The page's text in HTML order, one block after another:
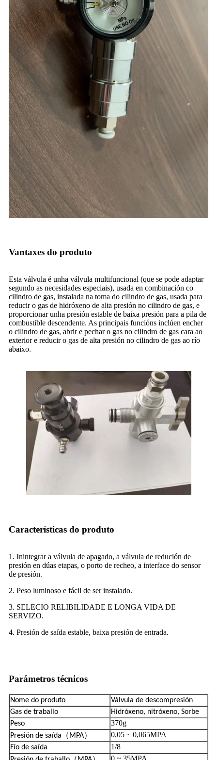
Vantaxes do produto
Esta válvula é unha válvula multifuncional (que se pode adaptar
segundo as necesidades especiais), usada en combinación co
cilindro de gas, instalada na toma do cilindro de gas, usada para
reducir o gas de hidróxeno de alta presión no cilindro de gas, e
proporcionar unha presión estable de baixa presión para a pila de
combustible descendente. As principais funcións inclúen encher
o cilindro de gas, abrir e pechar o gas no cilindro de gas cara ao
exterior e reducir o gas de alta presión no cilindro de gas ao río
abaixo.
Características do produto
1. Inintegrar a válvula de apagado, a válvula de redución de
presión en dúas etapas, o porto de recheo, a interface do sensor
de presión.
2. Peso luminoso e fácil de ser instalado.
3. SELECIO RELIBILIDADE E LONGA VIDA DE
SERVIZO.
4. Presión de saída estable, baixa presión de entrada.
Parámetros técnicos
Nome do produto
Válvula de descompresión
Gas de traballo
Hidróxeno, nitróxeno, Sorbe
Peso
370g
Presión de saída （ MPA） 0,05 ~ 0,065MPA
Fío de saída 1/8
0 ~ 35MPA